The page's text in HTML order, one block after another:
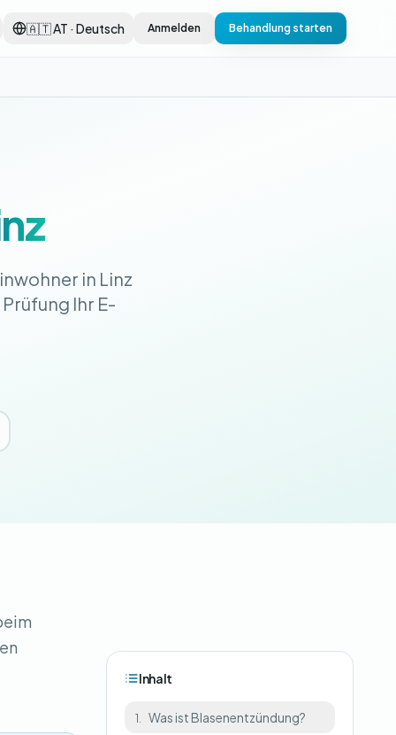
🇦🇹 AT · Deutsch Anmelden Behandlung starten
in Linz
Ihr E-
Inhalt
1. Was ist Blasenentzündung?